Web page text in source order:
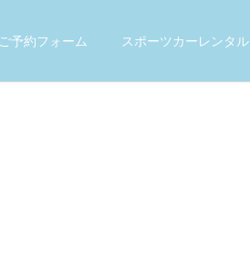
ご予約フォーム スポーツカーレンタル